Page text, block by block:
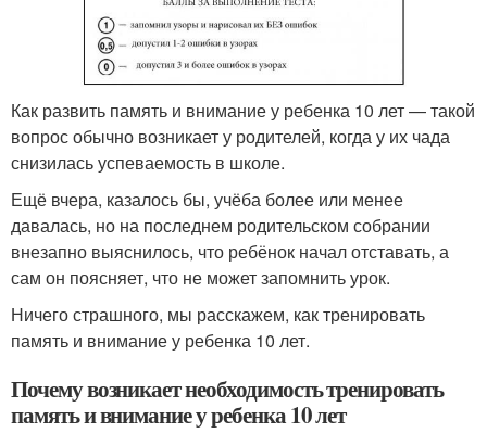
Как развить память и внимание у ребенка 10 лет — такой
вопрос обычно возникает у родителей, когда у их чада
снизилась успеваемость в школе.
Ещё вчера, казалось бы, учёба более или менее
давалась, но на последнем родительском собрании
внезапно выяснилось, что ребёнок начал отставать, а
сам он поясняет, что не может запомнить урок.
Ничего страшного, мы расскажем, как тренировать
память и внимание у ребенка 10 лет.
Почему возникает необходимость тренировать
память и внимание у ребенка 10 лет